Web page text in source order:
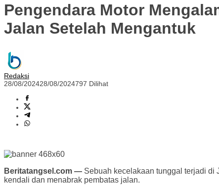
Pengendara Motor
Jalan Setelah Mengantuk
Redaksi
28/08/202428/08/2024797 Dilihat
Beritatangsel.com — Sebuah kecelakaan tunggal terjadi di
kendali dan menabrak pembatas jalan.